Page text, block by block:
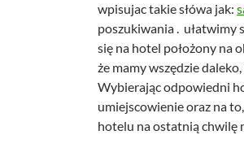
wpisujac takie słówa jak:
poszukiwania . ułatwimy
się na hotel położony na
że mamy wszędzie
Wybierając odpowiedni
umiejscowienie oraz na
hotelu na ostatnią chwilę